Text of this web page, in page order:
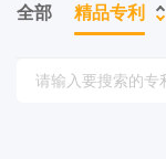
全部 精品专利